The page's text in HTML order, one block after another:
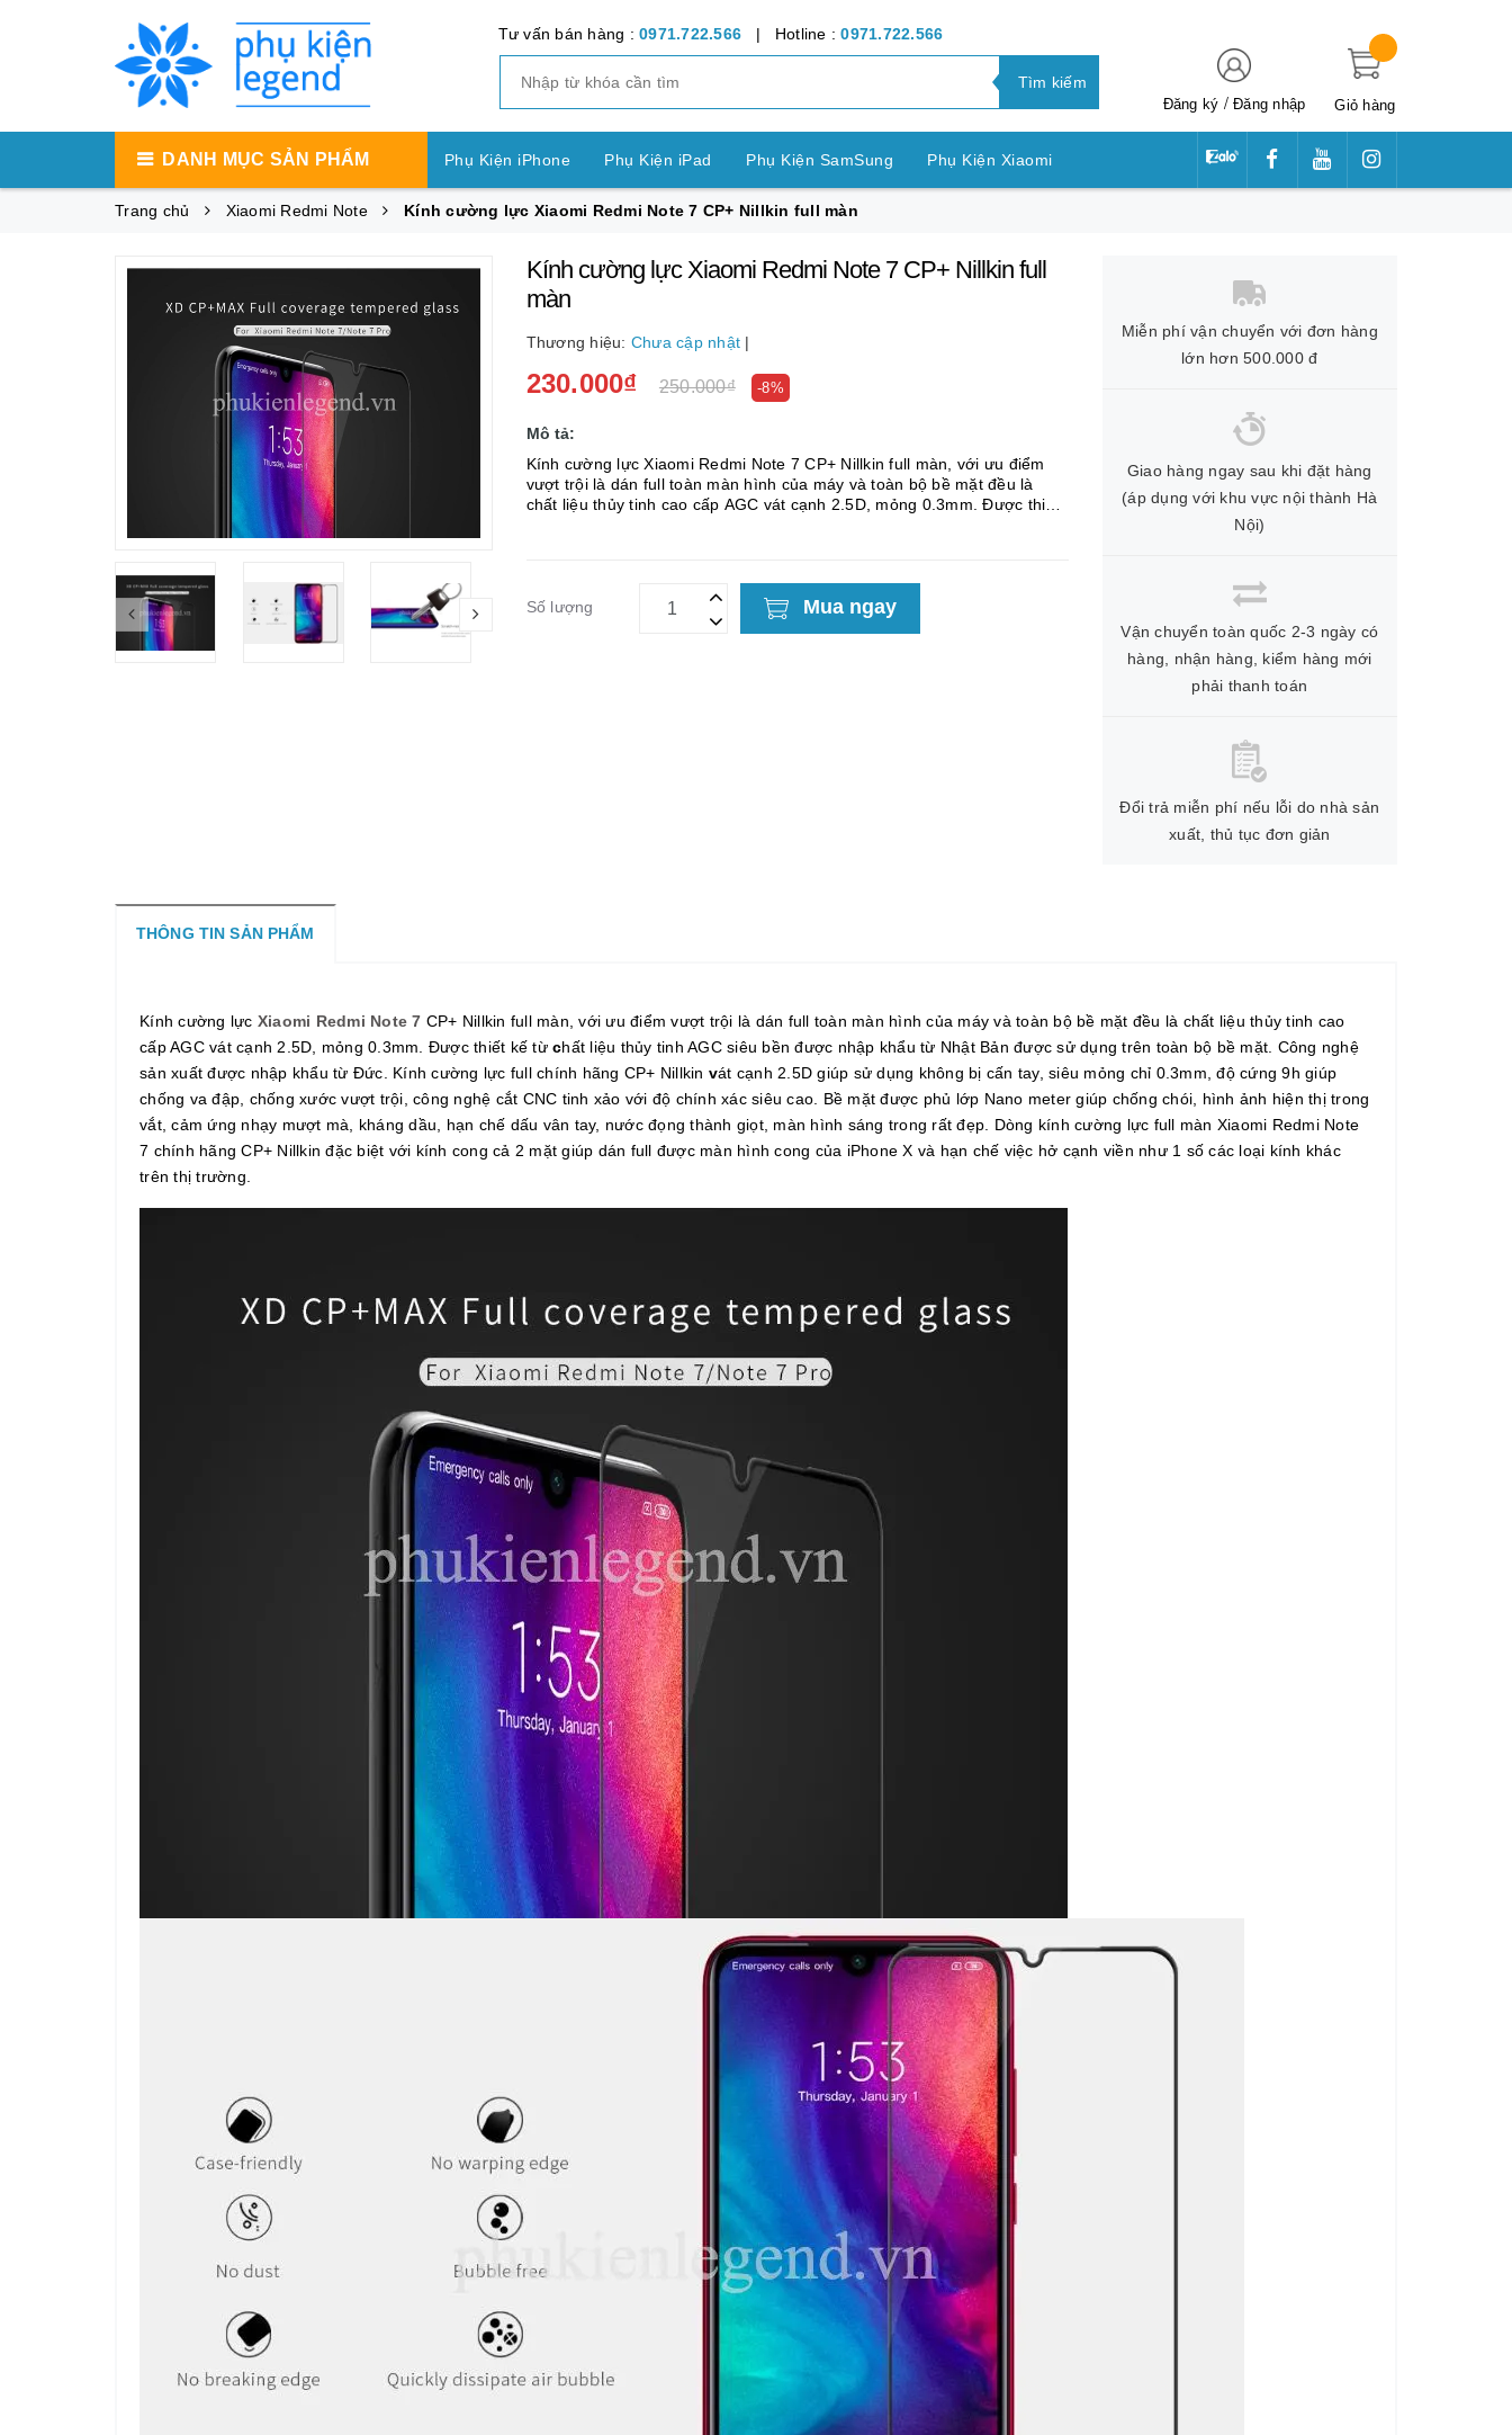
Tư vấn bán hàng : 0971.722.566 | Hotline :0971.722.566
Tìm kiếm
Đăng ký /Đăng nhập Giỏ hàng
DANH MỤC SẢN PHẨM Phụ Kiện iPhone Phụ Kiện iPad Phụ Kiện SamSung Phụ Kiện Xiaomi
Phụ Kiện OPPO Phụ Kiện Vivo Phụ Kiện Realme
Phụ Kiện LG Phụ Kiện Nokia Phụ Kiện Sony
Phụ Kiện Apple Watch Phụ Kiện khác
Trang chủ Xiaomi Redmi Note Kính cường lực Xiaomi Redmi Note 7 CP+ Nillkin full màn
Kính cường lực Xiaomi Redmi Note 7 CP+ Nillkin full
màn
Thương hiệu: Chưa cập nhật |
230.000₫ 250.000₫ -8%
Mô tả:
Kính cường lực Xiaomi Redmi Note 7 CP+ Nillkin full màn, với ưu điểm
vượt trội là dán full toàn màn hình của máy và toàn bộ bề mặt đều là
chất liệu thủy tinh cao cấp AGC vát cạnh 2.5D, mỏng 0.3mm. Được thiết
Số lượng Mua ngay
Miễn phí vận chuyển với đơn hàng
lớn hơn 500.000 đ
Giao hàng ngay sau khi đặt hàng
(áp dụng với khu vực nội thành Hà
Nội)
Vận chuyển toàn quốc 2-3 ngày có
hàng, nhận hàng, kiểm hàng mới
phải thanh toán
Đổi trả miễn phí nếu lỗi do nhà sản
xuất, thủ tục đơn giản
THÔNG TIN SẢN PHẨM
Kính cường lực Xiaomi Redmi Note 7 CP+ Nillkin full màn, với ưu điểm vượt trội là dán full toàn màn hình của máy và toàn bộ bề mặt đều là chất liệu thủy tinh cao
cấp AGC vát cạnh 2.5D, mỏng 0.3mm. Được thiết kế từchất liệu thủy tinh AGC siêu bền được nhập khẩu từ Nhật Bản được sử dụng trên toàn bộ bề mặt. Công nghệ
sản xuất được nhập khẩu từ Đức. Kính cường lực full chính hãng CP+ Nillkin vát cạnh 2.5D giúp sử dụng không bị cấn tay, siêu mỏng chỉ 0.3mm, độ cứng 9h giúp
chống va đập, chống xước vượt trội, công nghệ cắt CNC tinh xảo với độ chính xác siêu cao.
Bề mặt được phủ lớp Nano meter giúp chống chói, hình ảnh hiện thị trong
vắt, cảm ứng nhạy mượt mà, kháng dầu, hạn chế dấu vân tay, nước đọng thành giọt, màn hình sáng trong rất đẹp. Dòng kính cường lực full màn Xiaomi Redmi Note
7 chính hãng CP+ Nillkin đặc biệt với kính cong cả 2 mặt giúp dán full được màn hình cong của iPhone X và hạn chế việc hở cạnh viền như 1 số các loại kính khác
trên thị trường.